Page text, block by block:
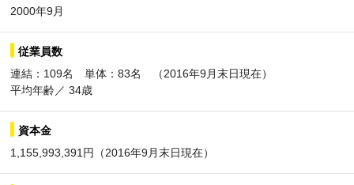
2000年9月
従業員数
連結：109名 単体：83名 （2016年9月末日現在）
平均年齢／ 34歳
資本金
1,155,993,391円（2016年9月末日現在）